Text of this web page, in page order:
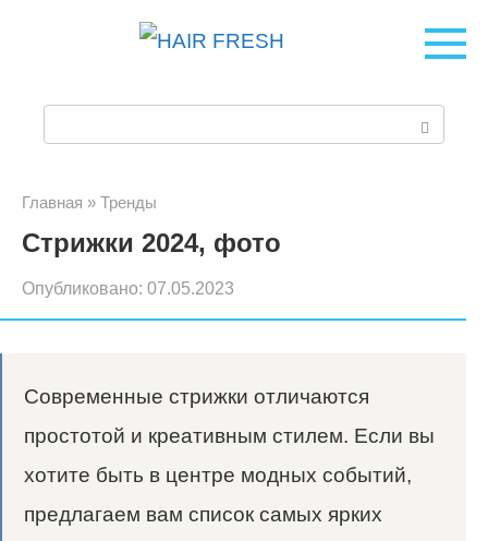
с
:
Главная » Тренды
Стрижки 2024, фото
Опубликовано: 07.05.2023
Современные стрижки отличаются
простотой и креативным стилем. Если вы
хотите быть в центре модных событий,
предлагаем вам список самых ярких